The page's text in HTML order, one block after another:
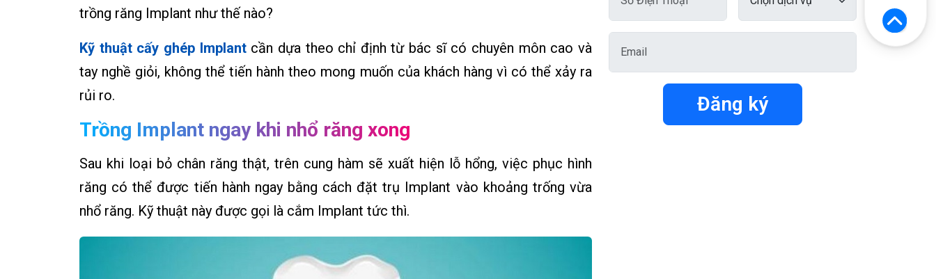
trồng răng Implant như thế nào?
Kỹ thuật cấy ghép Implantcần dựa theo chỉ định từ bác sĩ có chuyên môn cao và
tay nghề giỏi, không thể tiến hành theo mong muốn của khách hàng vì có thể xảy ra
rủi ro.
Trồng Implant ngay khi nhổ răng xong
Sau khi loại bỏ chân răng thật, trên cung hàm sẽ xuất hiện lỗ hổng, việc phục hình
răng có thể được tiến hành ngay bằng cách đặt trụ Implant vào khoảng trống vừa
nhổ răng. Kỹ thuật này được gọi là cắm Implant tức thì.
Đăng ký